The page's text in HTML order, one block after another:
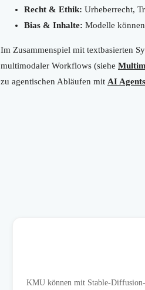
Recht & Ethik: Urheberrecht,
Bias & Inhalte: Modelle
Im Zusammenspiel mit textbasierten
multimodaler Workflows (siehe
zu agentischen Abläufen mit AI
KMU können mit Stable-